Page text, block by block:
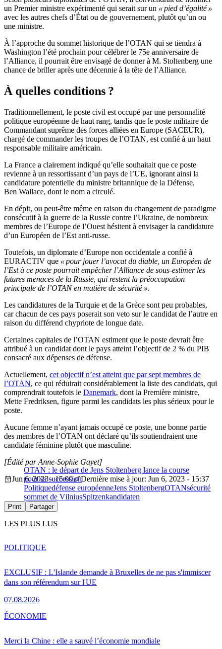
un Premier ministre expérimenté qui serait sur un « pied d’égalité »
avec les autres chefs d’État ou de gouvernement, plutôt qu’un ou
une ministre.
À l’approche du sommet historique de l’OTAN qui se tiendra à
Washington l’été prochain pour célébrer le 75e anniversaire de
l’Alliance, il pourrait être envisagé de donner à M. Stoltenberg une
chance de briller après une décennie à la tête de l’Alliance.
À quelles conditions ?
Traditionnellement, le poste civil est occupé par une personnalité
politique européenne de haut rang, tandis que le poste militaire de
Commandant suprême des forces alliées en Europe (SACEUR),
chargé de commander les troupes de l’OTAN, est confié à un haut
responsable militaire américain.
La France a clairement indiqué qu’elle souhaitait que ce poste
revienne à un ressortissant d’un pays de l’UE, ignorant ainsi la
candidature potentielle du ministre britannique de la Défense,
Ben Wallace, dont le nom a circulé.
En dépit, ou peut-être même en raison du changement de paradigme
consécutif à la guerre de la Russie contre l’Ukraine, de nombreux
membres de l’Europe de l’Ouest hésitent à envisager la candidature
d’un Européen de l’Est anti-russe.
Toutefois, un diplomate d’Europe non occidentale a confié à
EURACTIV que « pour jouer l’avocat du diable, un Européen de
l’Est à ce poste pourrait empêcher l’Alliance de sous-estimer les
futures menaces de la Russie, qui restent la préoccupation
principale de l’OTAN en matière de sécurité ».
Les candidatures de la Turquie et de la Grèce sont peu probables,
car chacun de ces pays poserait son veto sur le candidat de l’autre en
raison du différend chypriote de longue date.
Certaines capitales de l’OTAN estiment que le poste devrait être
attribué à un candidat dont le pays atteint l’objectif de 2 % du PIB
consacré aux dépenses de défense.
Actuellement, cet objectif n’est atteint que par sept membres de
l’OTAN, ce qui réduirait considérablement la liste des candidats, qui
comprendrait toutefois le Danemark, dont la Première ministre,
Mette Fredriksen, figure parmi les candidats les plus sérieux pour le
poste.
Aucune femme n’ayant jamais occupé ce poste, une bonne partie
des membres de l’OTAN ont déclaré qu’ils soutiendraient une
candidate féminine plutôt que masculine.
OTAN : le départ de Jens Stoltenberg lance la course
pour sa succession
[Édité par Anne-Sophie Gayet]
Jun 6, 2023 - 15:00
Dernière mise à jour: Jun 6, 2023 - 15:37
Politiquedéfense européenneJens StoltenbergOTANsécurité
sommet de VilniusSpitzenkandidaten
Print Partager
LES PLUS LUS
EXCLUSIF : L'Islande demande à Bruxelles de ne pas s'immiscer
dans son référendum sur l'UE
07.08.2026
POLITIQUE
Merci la Chine : elle a sauvé l’économie mondiale
ÉCONOMIE